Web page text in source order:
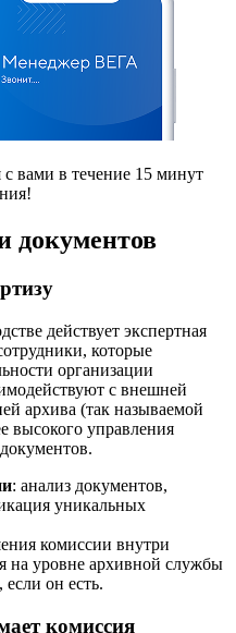
вами в течение 15 минут
документов
действует экспертная
которые
организации
с внешней
архива (так называемой
управления
: анализ документов,
уникальных
комиссии внутри
на уровне архивной службы
он есть.
комиссия